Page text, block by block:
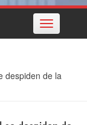
Toggle
navigation
despiden de la